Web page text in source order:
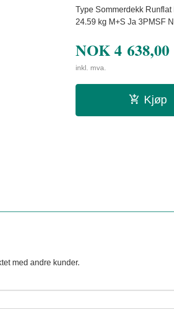
Type Sommerdekk
24.59 kg M+S Ja 3PMSF
NOK4 638,00
inkl. mva.
Kjøp
med andre kunder.